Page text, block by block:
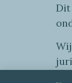
Dit